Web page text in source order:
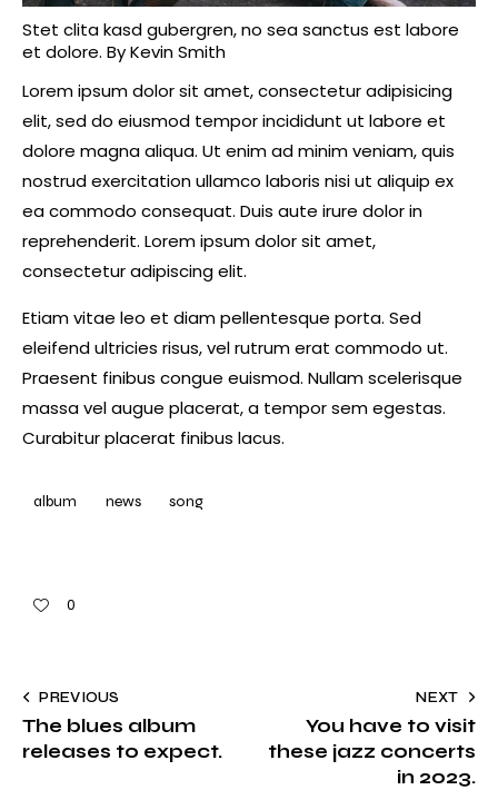
Stet clita kasd gubergren, no sea sanctus est labore
et dolore. ByKevin Smith
Lorem ipsum dolor sit amet, consectetur adipisicing
elit, sed do eiusmod tempor incididunt ut labore et
dolore magna aliqua. Ut enim ad minim veniam, quis
nostrud exercitation ullamco laboris nisi ut aliquip ex
ea commodo consequat. Duis aute irure dolor in
reprehenderit. Lorem ipsum dolor sit amet,
consectetur adipiscing elit.
Etiam vitae leo et diam pellentesque porta. Sed
eleifend ultricies risus, vel rutrum erat commodo ut.
Praesent finibus congue euismod. Nullam scelerisque
massa vel augue placerat, a tempor sem egestas.
Curabitur placerat finibus lacus.
album news song
0
PREVIOUS
The blues album
releases to expect.
NEXT
You have to visit
these jazz concerts
in 2023.